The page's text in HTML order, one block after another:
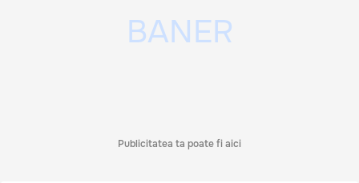
Publicitatea ta poate fi aici